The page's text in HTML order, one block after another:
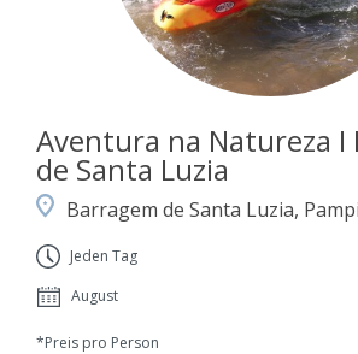
Aventura na Natureza I
de Santa Luzia
Barragem de Santa Luzia,
Jeden Tag
August
*Preis pro Person